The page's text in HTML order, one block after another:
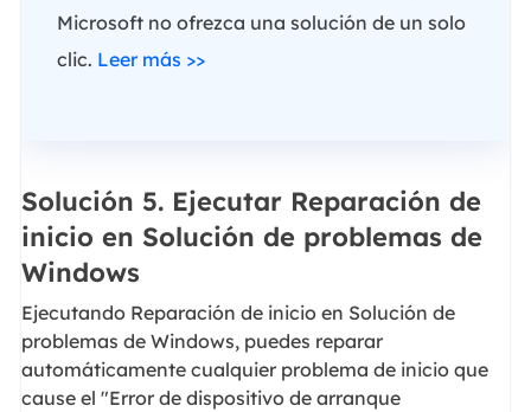
Microsoft no ofrezca una solución de un solo
clic. Leer más >>
Solución 5. Ejecutar Reparación de
inicio en Solución de problemas de
Windows
Ejecutando Reparación de inicio en Solución de
problemas de Windows, puedes reparar
automáticamente cualquier problema de inicio que
cause el "Error de dispositivo de arranque